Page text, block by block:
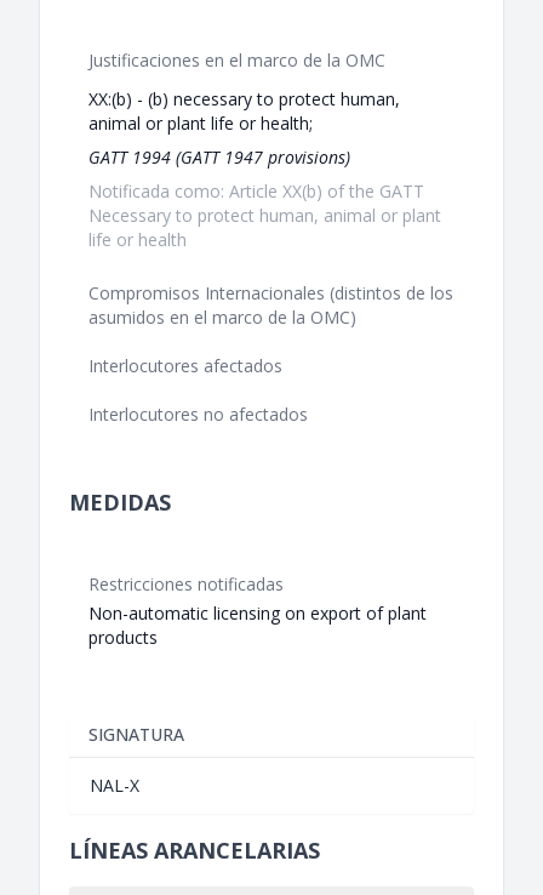
Justificaciones en el marco de la OMC
XX:(b) - (b) necessary to protect human,
animal or plant life or health;
GATT 1994 (GATT 1947 provisions)
Notificada como: Article XX(b) of the GATT
Necessary to protect human, animal or plant
life or health
Compromisos Internacionales (distintos de los
asumidos en el marco de la OMC)
Interlocutores afectados
Interlocutores no afectados
MEDIDAS
Restricciones notificadas
Non-automatic licensing on export of plant
products
SIGNATURA
NAL-X
LÍNEAS ARANCELARIAS